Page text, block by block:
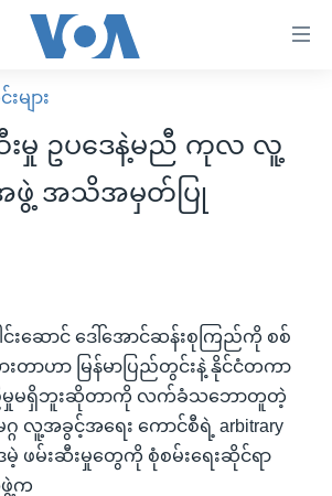
း
ခု အလွန်
ယ်
ာ
ာ
ျက်အလက်များ
ျား
းမှု ဥပဒေနဲ့မညီ ကုလ လူ့
ဖွဲ့ အသိအမှတ်ပြု
င်းဆောင် ဒေါ်အောင်ဆန်းစုကြည်ကို စစ်
တာဟာ မြန်မာပြည်တွင်းနဲ့ နိုင်ငံတကာ
မှုမရှိဘူးဆိုတာကို လက်ခံသဘောတူတဲ့
လူ့အခွင့်အရေး ကောင်စီရဲ့ arbitrary
ေမဲ့ ဖမ်းဆီးမှုတွေကို စုံစမ်းရေးဆိုင်ရာ
က